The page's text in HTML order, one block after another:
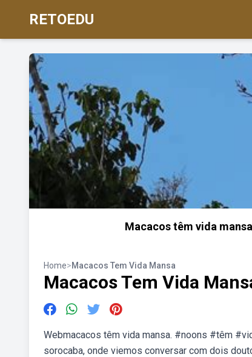
RETOEDU
Macacos têm vida
Home>Macacos Tem Vida Mansa
Macacos Tem Vida
Webmacacos têm vida mansa. #noons #têm
sorocaba, onde viemos conversar com dois